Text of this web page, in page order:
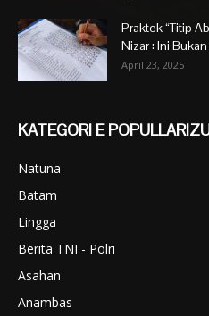
Praktek “Titip
Nizar : Ini
April 23, 2025
KATEGORI E
Natuna
Batam
Lingga
Berita TNI - Polri
Asahan
Anambas